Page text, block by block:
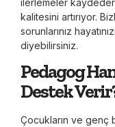
kalitesini artırıyor.
sorunlarınız
diyebilirsiniz.
Pedagog
Destek
Çocukların ve genç